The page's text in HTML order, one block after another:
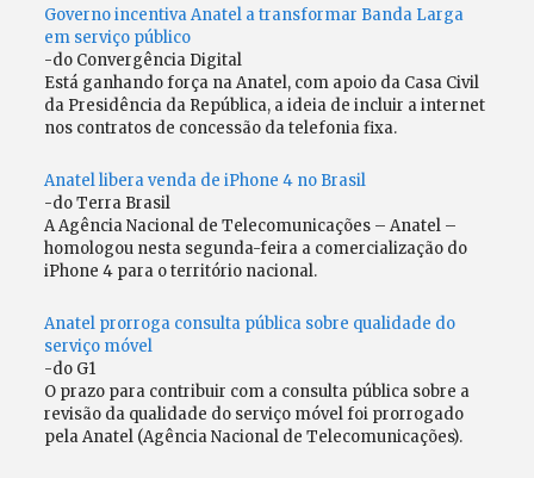
Governo incentiva Anatel a transformar Banda Larga
em serviço público
-do Convergência Digital
Está ganhando força na Anatel, com apoio da Casa Civil
da Presidência da República, a ideia de incluir a internet
nos contratos de concessão da telefonia fixa.
Anatel libera venda de iPhone 4 no Brasil
-do Terra Brasil
A Agência Nacional de Telecomunicações – Anatel –
homologou nesta segunda-feira a comercialização do
iPhone 4 para o território nacional.
Anatel prorroga consulta pública sobre qualidade do
serviço móvel
-do G1
O prazo para contribuir com a consulta pública sobre a
revisão da qualidade do serviço móvel foi prorrogado
pela Anatel (Agência Nacional de Telecomunicações).